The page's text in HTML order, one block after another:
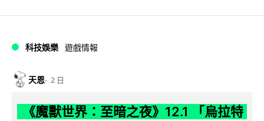
科技娛樂 遊戲情報
天恩 2 日
《魔獸世界：至暗之夜》12.1 「烏拉特